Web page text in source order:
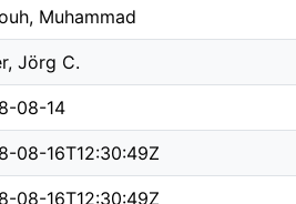
Muhammad
Jörg C.
08-14
08-16T12:30:49Z
08-16T12:30:49Z